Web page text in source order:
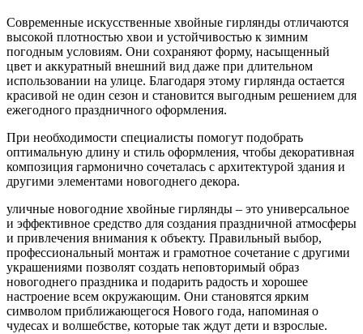
Современные искусственные хвойные гирлянды отличаются
высокой плотностью хвои и устойчивостью к зимним
погодным условиям. Они сохраняют форму, насыщенный
цвет и аккуратный внешний вид даже при длительном
использовании на улице. Благодаря этому гирлянда остается
красивой не один сезон и становится выгодным решением для
ежегодного праздничного оформления.
При необходимости специалисты помогут подобрать
оптимальную длину и стиль оформления, чтобы декоративная
композиция гармонично сочеталась с архитектурой здания и
другими элементами новогоднего декора.
уличные новогодние хвойные гирлянды – это универсальное
и эффективное средство для создания праздничной атмосферы
и привлечения внимания к объекту. Правильный выбор,
профессиональный монтаж и грамотное сочетание с другими
украшениями позволят создать неповторимый образ
новогоднего праздника и подарить радость и хорошее
настроение всем окружающим. Они становятся ярким
символом приближающегося Нового года, напоминая о
чудесах и волшебстве, которые так ждут дети и взрослые.